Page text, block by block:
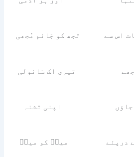
بات اس سے تجھ کو جَانم مُجھی
مجھے تیری اک سَانولی
پی جاؤں اپنی تشنہ
کے درپئے میرؔ کو میرؔ